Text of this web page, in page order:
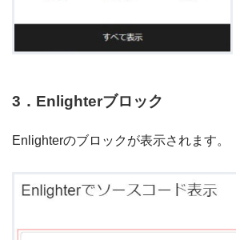
3．Enlighterブロック
Enlighterのブロックが表示されます。